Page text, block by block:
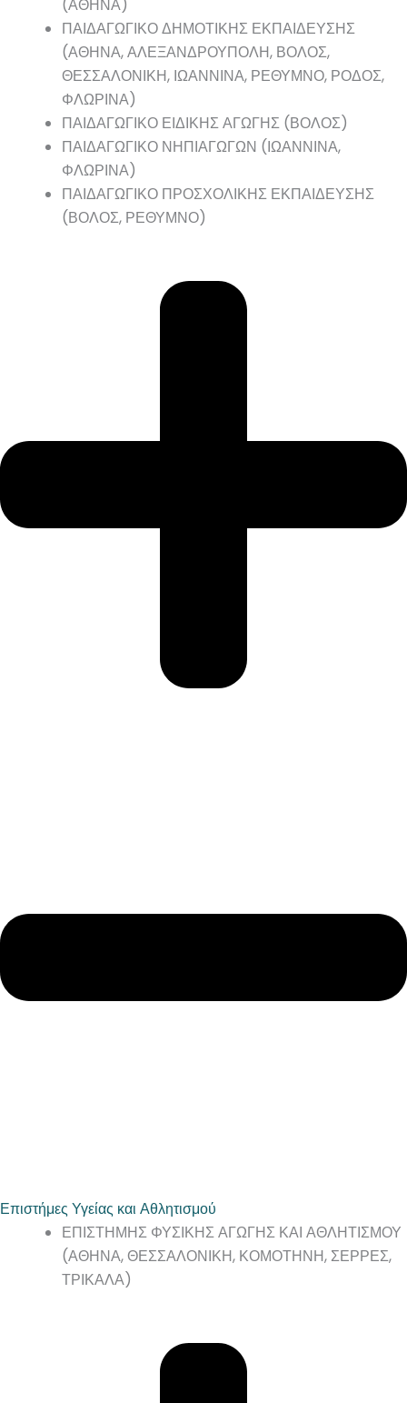
(ΑΘΗΝΑ)
ΠΑΙΔΑΓΩΓΙΚΟ ΔΗΜΟΤΙΚΗΣ ΕΚΠΑΙΔΕΥΣΗΣ
(ΑΘΗΝΑ, ΑΛΕΞΑΝΔΡΟΥΠΟΛΗ, ΒΟΛΟΣ,
ΘΕΣΣΑΛΟΝΙΚΗ, ΙΩΑΝΝΙΝΑ, ΡΕΘΥΜΝΟ, ΡΟΔΟΣ,
ΦΛΩΡΙΝΑ)
ΠΑΙΔΑΓΩΓΙΚΟ ΕΙΔΙΚΗΣ ΑΓΩΓΗΣ (ΒΟΛΟΣ)
ΠΑΙΔΑΓΩΓΙΚΟ ΝΗΠΙΑΓΩΓΩΝ (ΙΩΑΝΝΙΝΑ,
ΦΛΩΡΙΝΑ)
ΠΑΙΔΑΓΩΓΙΚΟ ΠΡΟΣΧΟΛΙΚΗΣ ΕΚΠΑΙΔΕΥΣΗΣ
(ΒΟΛΟΣ, ΡΕΘΥΜΝΟ)
Επιστήμες Υγείας και Αθλητισμού
ΕΠΙΣΤΗΜΗΣ ΦΥΣΙΚΗΣ ΑΓΩΓΗΣ ΚΑΙ ΑΘΛΗΤΙΣΜΟΥ
(ΑΘΗΝΑ, ΘΕΣΣΑΛΟΝΙΚΗ, ΚΟΜΟΤΗΝΗ, ΣΕΡΡΕΣ,
ΤΡΙΚΑΛΑ)